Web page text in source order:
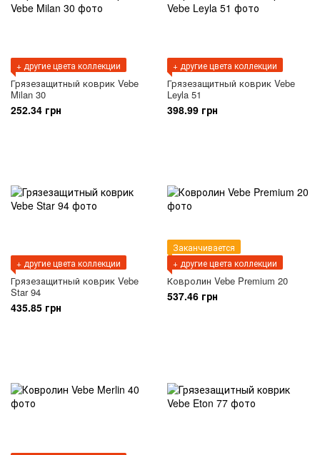
+ другие цвета коллекции
Грязезащитный коврик Vebe
Milan 30
252.34 грн
+ другие цвета коллекции
Грязезащитный коврик Vebe
Leyla 51
398.99 грн
+ другие цвета коллекции
Грязезащитный коврик Vebe
Star 94
435.85 грн
Заканчивается
+ другие цвета коллекции
Ковролин Vebe Premium 20
537.46 грн